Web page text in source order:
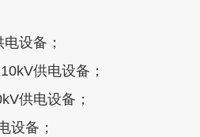
设备；
供电设备；
供电设备；
设备；